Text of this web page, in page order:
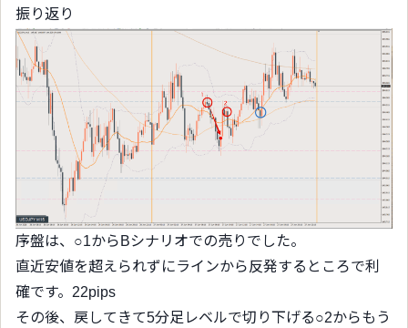
振り返り
序盤は、○1からBシナリオでの売りでした。
直近安値を超えられずにラインから反発するところで利
確です。22pips
その後、戻してきて5分足レベルで切り下げる○2からもう